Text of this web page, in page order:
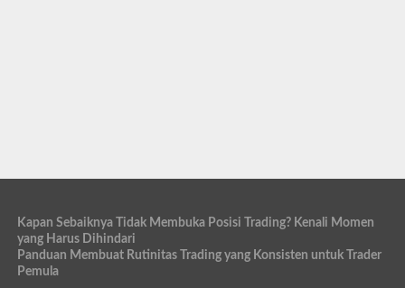
Kapan Sebaiknya Tidak Membuka Posisi Trading? Kenali Momen
yang Harus Dihindari
Panduan Membuat Rutinitas Trading yang Konsisten untuk Trader
Pemula